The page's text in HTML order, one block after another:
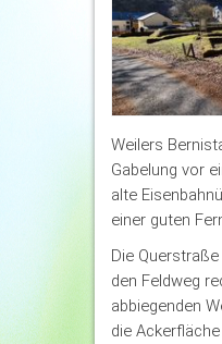
Weilers
Gabelung vor
alte
einer guten
Die
den Feldweg
abbiegenden
die